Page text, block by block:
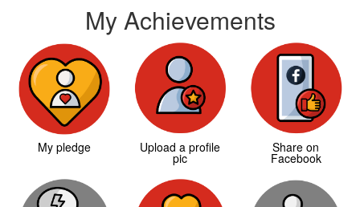
My Achievements
My pledge Upload a profile
pic
Share on
Facebook